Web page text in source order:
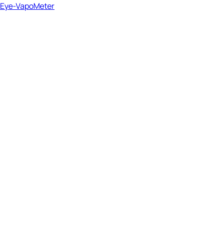
Eye-VapoMeter